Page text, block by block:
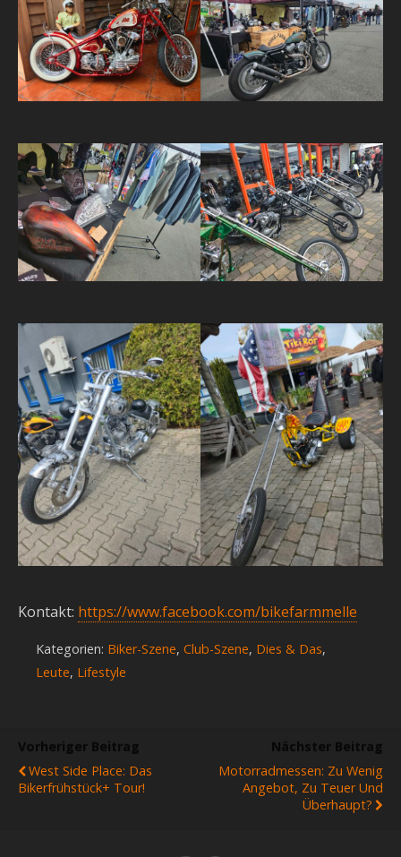
Kontakt: https://www.facebook.com/bikefarmmelle
Kategorien: Biker-Szene, Club-Szene, Dies & Das,
Leute, Lifestyle
Vorheriger Beitrag
West Side Place: Das
Bikerfrühstück+ Tour!
Nächster Beitrag
Motorradmessen: Zu Wenig
Angebot, Zu Teuer Und
Überhaupt?